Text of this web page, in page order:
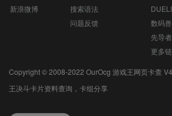
新浪微博
搜索语法
问题反馈
数码
先导
更多
Copyright © 2008-2022 OurOcg 游戏王网页卡查
王决斗卡片资料查询，卡组分享